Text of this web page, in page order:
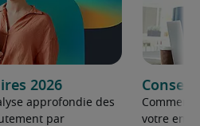
2026
approfondie des
par
Comment
votre